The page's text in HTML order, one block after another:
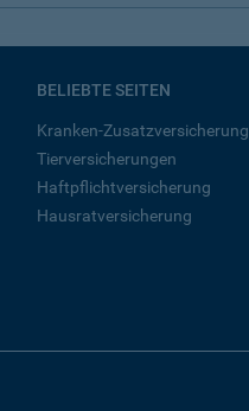
BELIEBTE SEITEN
Kranken-Zusatzversicherung
Tierversicherungen
Haftpflichtversicherung
Hausratversicherung